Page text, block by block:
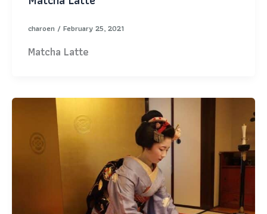
charoen / February 25, 2021
Matcha Latte